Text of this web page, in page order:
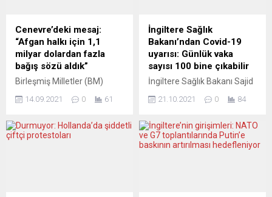
Cenevre’deki mesaj:
“Afgan halkı için 1,1
milyar dolardan fazla
bağış sözü aldık”
Birleşmiş Milletler (BM)
Genel Sekreteri Antonio
Guterres, İsviçre’nin Cenevre
“Afganistan’daki İnsani
Durum” konulu uluslararası
14.09.2021 0 61
İngiltere Sağlık
Bakanı’ndan Covid-19
uyarısı: Günlük vaka
sayısı 100 bine çıkabilir
İngiltere Sağlık Bakanı Sajid
Javid, yeni tip koronavirüs
(Covid-19) salgınının hâlâ
ettiğini belirterek, kış
aylarında günlük 100 bin
21.10.2021 0 84